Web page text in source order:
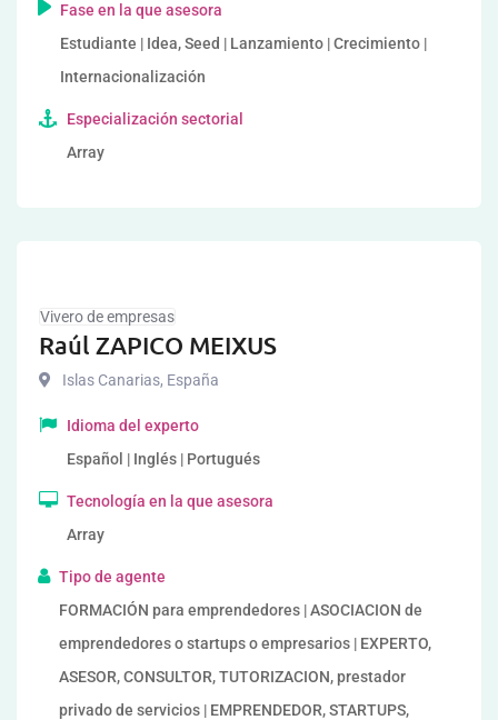
Fase en la que asesora
Estudiante | Idea, Seed | Lanzamiento | Crecimiento |
Internacionalización
Especialización sectorial
Array
Vivero de empresas
Raúl ZAPICO MEIXUS
Islas Canarias, España
Idioma del experto
Español | Inglés | Portugués
Tecnología en la que asesora
Array
Tipo de agente
FORMACIÓN para emprendedores | ASOCIACION de
emprendedores o startups o empresarios | EXPERTO,
ASESOR, CONSULTOR, TUTORIZACION, prestador
privado de servicios | EMPRENDEDOR, STARTUPS,